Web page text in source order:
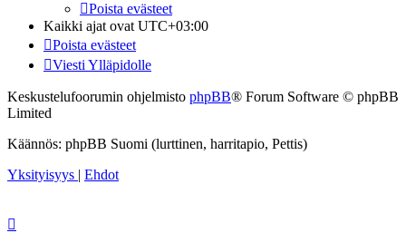
Poista evästeet
Kaikki ajat ovat UTC+03:00
Poista evästeet
Viesti Ylläpidolle
Keskustelufoorumin ohjelmisto phpBB® Forum Software © phpBB
Limited
Käännös: phpBB Suomi (lurttinen, harritapio, Pettis)
Yksityisyys | Ehdot